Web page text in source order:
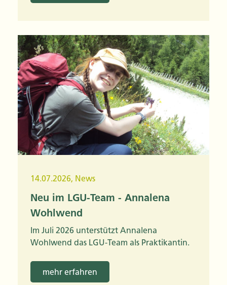
14.07.2026, News
Neu im LGU-Team - Annalena
Wohlwend
Im Juli 2026 unterstützt Annalena
Wohlwend das LGU-Team als Praktikantin.
mehr erfahren